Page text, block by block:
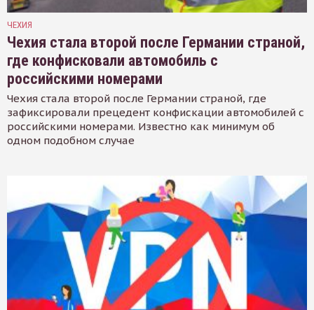
ЧЕХИЯ
Чехия стала второй после Германии страной,
где конфисковали автомобиль с
российскими номерами
Чехия стала второй после Германии страной, где
зафиксировали прецедент конфискации автомобилей с
российскими номерами. Известно как минимум об
одном подобном случае